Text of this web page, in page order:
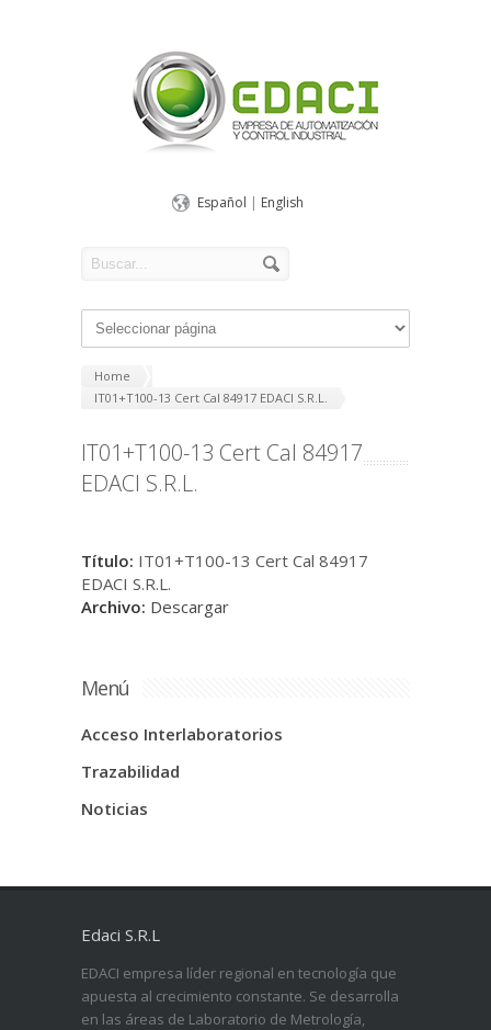
Español | English
Home
IT01+T100-13 Cert Cal 84917 EDACI S.R.L.
IT01+T100-13 Cert Cal 84917
EDACI S.R.L.
Título: IT01+T100-13 Cert Cal 84917
EDACI S.R.L.
Archivo: Descargar
Menú
Acceso Interlaboratorios
Trazabilidad
Noticias
Edaci S.R.L
EDACI empresa líder regional en tecnología que
apuesta al crecimiento constante. Se desarrolla
en las áreas de Laboratorio de Metrología,